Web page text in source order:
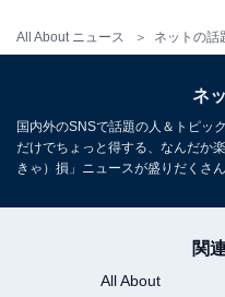
All About ニュース ネットの話
ネ
国内外のSNSで話題の人＆トピッ
だけでちょっと得する、なんだか
きゃ）損」ニュースが盛りだくさん
関
All About